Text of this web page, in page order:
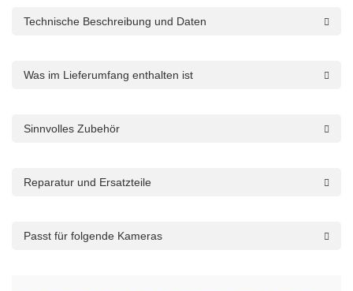
Technische Beschreibung und Daten
Was im Lieferumfang enthalten ist
Sinnvolles Zubehör
Reparatur und Ersatzteile
Passt für folgende Kameras